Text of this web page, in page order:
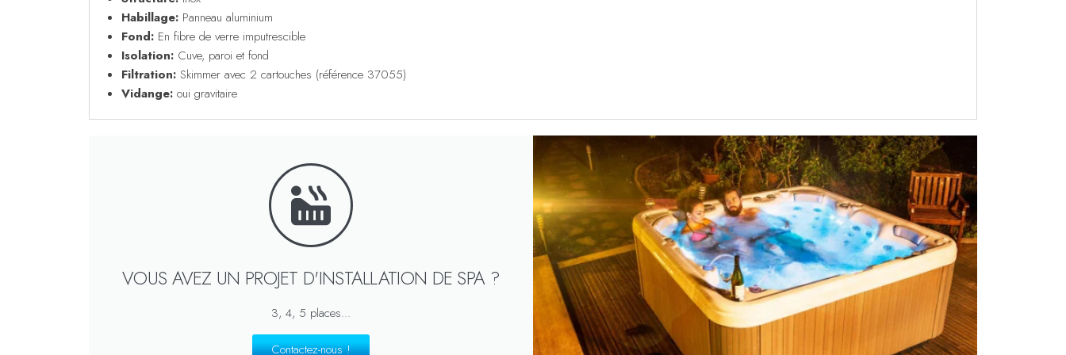
Habillage: Panneau aluminium
Fond: En fibre de verre imputrescible
Isolation: Cuve, paroi et fond
Filtration: Skimmer avec 2 cartouches (référence 37055)
Vidange: oui gravitaire
VOUS AVEZ UN PROJET D'INSTALLATION DE SPA ?
3, 4, 5 places...
Contactez-nous !